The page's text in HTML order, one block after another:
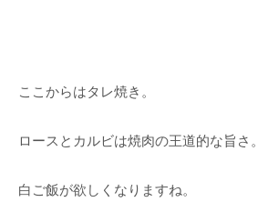
ここからはタレ焼き。
ロースとカルビは焼肉の王道的な旨さ。
白ご飯が欲しくなりますね。